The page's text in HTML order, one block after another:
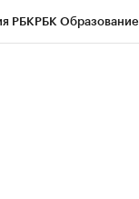
РБКРБК Образование